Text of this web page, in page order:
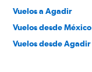
Vuelos a Agadir
Vuelos desde México
Vuelos desde Agadir